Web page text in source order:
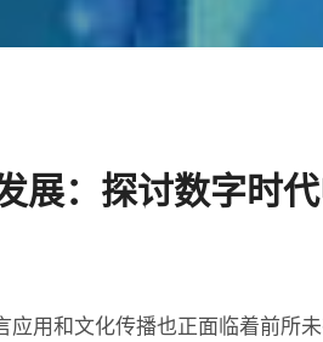
展：探讨数字时
应用和文化传播也正面临着前所